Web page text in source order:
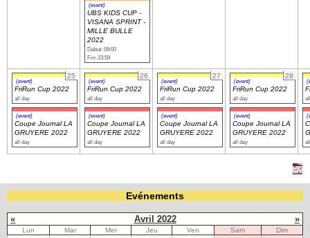
(event)
UBS KIDS CUP -
VISANA SPRINT -
MILLE BULLE
2022
Début: 09:00
Fin: 23:59
25
(event)
FriRun Cup 2022
all day
(event)
Coupe Journal LA
GRUYERE 2022
all day
26
(event)
FriRun Cup 2022
all day
(event)
Coupe Journal LA
GRUYERE 2022
all day
27
(event)
FriRun Cup 2022
all day
(event)
Coupe Journal LA
GRUYERE 2022
all day
28
(event)
FriRun Cup 2022
all day
(event)
Coupe Journal LA
GRUYERE 2022
all day
Evénements
« Avril 2022 »
Lun Mar Mer Jeu Ven Sam
Dim